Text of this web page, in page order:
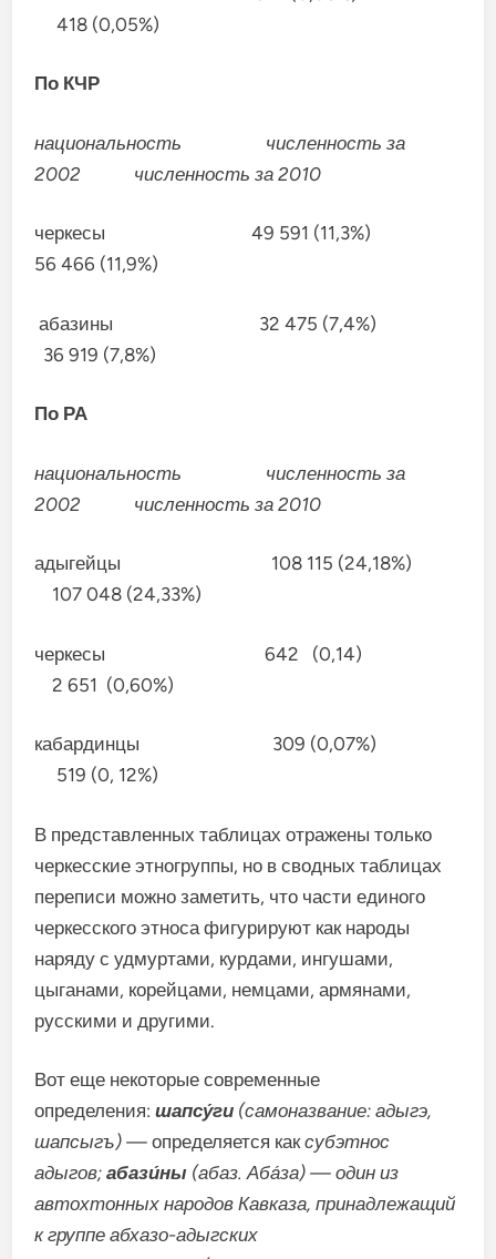
418 (0,05%)
По КЧР
национальность
численность за
2002 численность за 2010
черкесы 49 591 (11,3%)
56 466 (11,9%)
абазины 32 475 (7,4%)
36 919 (7,8%)
По РА
национальность
численность за
2002 численность за 2010
адыгейцы 108 115 (24,18%)
107 048 (24,33%)
черкесы 642 (0,14)
2 651 (0,60%)
кабардинцы 309 (0,07%)
519 (0, 12%)
В представленных таблицах отражены только
черкесские этногруппы, но в сводных таблицах
переписи можно заметить, что части единого
черкесского этноса фигурируют как народы
наряду с удмуртами, курдами, ингушами,
цыганами, корейцами, немцами, армянами,
русскими и другими.
Вот еще некоторые современные
определения:шапсу́ги (самоназвание: адыгэ,
шапсыгъ) — определяется каксубэтнос
адыгов; абази́ны (абаз. Аба́за) — один из
автохтонных народов Кавказа, принадлежащий
к группе абхазо-адыгских